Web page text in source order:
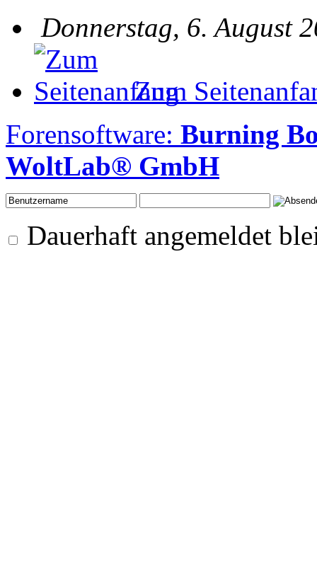
Donnerstag, 6. August
Zum
Forensoftware: Burning
WoltLab® GmbH
Dauerhaft angemeldet